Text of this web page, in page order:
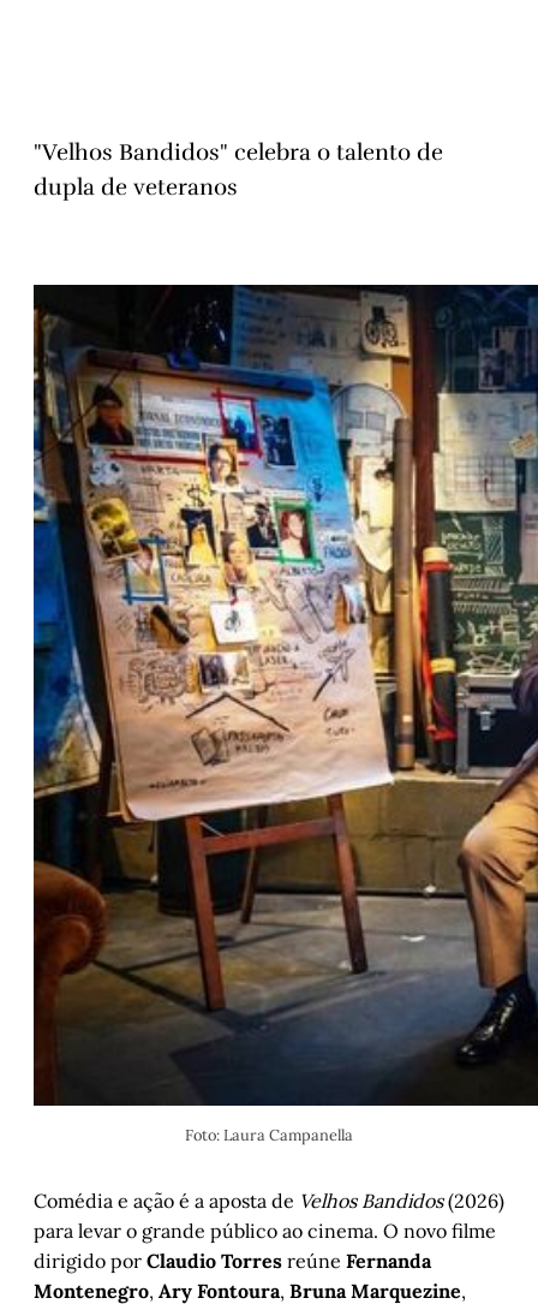
"Velhos Bandidos" celebra o talento de
dupla de veteranos
Foto: Laura Campanella
Comédia e ação é a aposta de Velhos Bandidos (2026)
para levar o grande público ao cinema. O novo filme
dirigido por Claudio Torres reúne Fernanda
Montenegro, Ary Fontoura, Bruna Marquezine,